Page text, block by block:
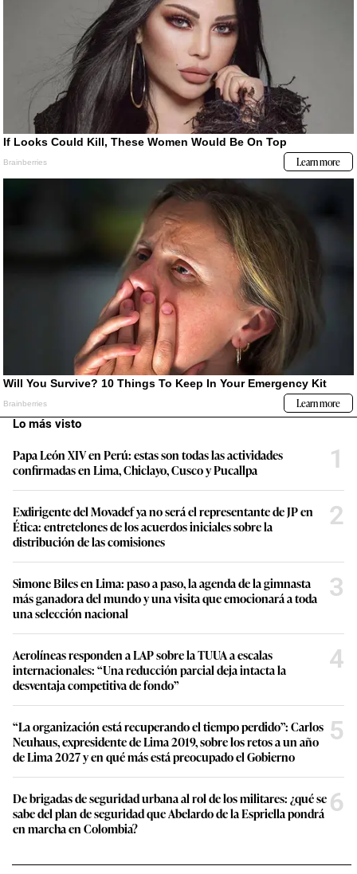
Lo más visto
Papa León XIV en Perú: estas son todas las actividades
confirmadas en Lima, Chiclayo, Cusco y Pucallpa
1
Exdirigente del Movadef ya no será el representante de JP en
Ética: entretelones de los acuerdos iniciales sobre la
distribución de las comisiones
2
Simone Biles en Lima: paso a paso, la agenda de la gimnasta
más ganadora del mundo y una visita que emocionará a toda
una selección nacional
3
Aerolíneas responden a LAP sobre la TUUA a escalas
internacionales: “Una reducción parcial deja intacta la
desventaja competitiva de fondo”
4
“La organización está recuperando el tiempo perdido”: Carlos
Neuhaus, expresidente de Lima 2019, sobre los retos a un año
de Lima 2027 y en qué más está preocupado el Gobierno
5
De brigadas de seguridad urbana al rol de los militares: ¿qué se
sabe del plan de seguridad que Abelardo de la Espriella pondrá
en marcha en Colombia?
6